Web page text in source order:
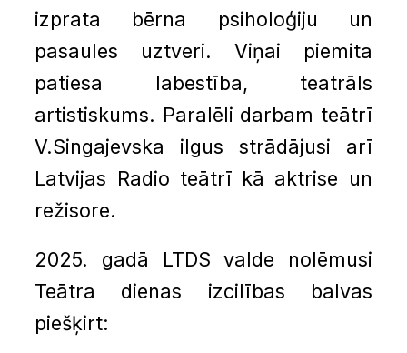
izprata bērna psiholoģiju un
pasaules uztveri. Viņai piemita
patiesa labestība, teatrāls
artistiskums. Paralēli darbam teātrī
V.Singajevska ilgus strādājusi arī
Latvijas Radio teātrī kā aktrise un
režisore.
2025. gadā LTDS valde nolēmusi
Teātra dienas izcilības balvas
piešķirt: